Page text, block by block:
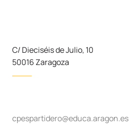
C/ Dieciséis de Julio, 10
50016 Zaragoza
cpespartidero@educa.aragon.es